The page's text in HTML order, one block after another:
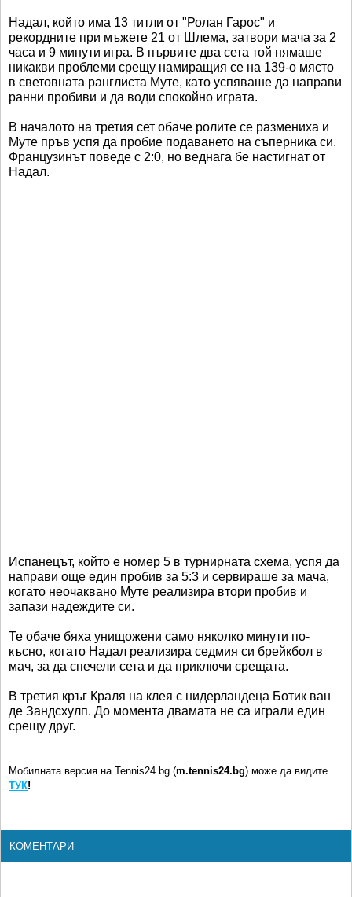
Надал, който има 13 титли от "Ролан Гарос" и
рекордните при мъжете 21 от Шлема, затвори мача за 2
часа и 9 минути игра. В първите два сета той нямаше
никакви проблеми срещу намиращия се на 139-о място
в световната ранглиста Муте, като успяваше да направи
ранни пробиви и да води спокойно играта.
В началото на третия сет обаче ролите се размениха и
Муте пръв успя да пробие подаването на съперника си.
Французинът поведе с 2:0, но веднага бе настигнат от
Надал.
Испанецът, който е номер 5 в турнирната схема, успя да
направи още един пробив за 5:3 и сервираше за мача,
когато неочаквано Муте реализира втори пробив и
запази надеждите си.
Те обаче бяха унищожени само няколко минути по-
късно, когато Надал реализира седмия си брейкбол в
мач, за да спечели сета и да приключи срещата.
В третия кръг Краля на клея с нидерландеца Ботик ван
де Зандсхулп. До момента двамата не са играли един
срещу друг.
Мобилната версия на Tennis24.bg (m.tennis24.bg) може да видите
ТУК!
КОМЕНТАРИ